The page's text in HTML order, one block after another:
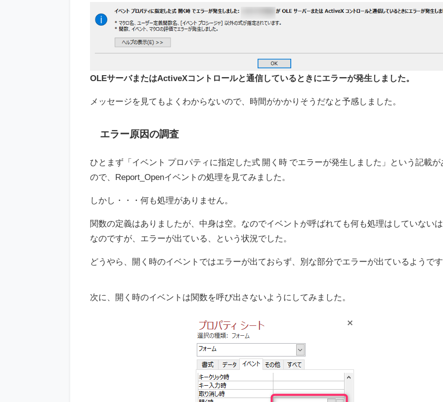
OLEサーバまたはActiveXコントロールと通信しているときにエラーが発生しました。
メッセージを見てもよくわからないので、時間がかかりそうだなと予感しました。
エラー原因の調査
ひとまず「イベント プロパティに指定した式 開く時 でエラーが発生しました」という記載が
ので、Report_Openイベントの処理を見てみました。
しかし・・・何も処理がありません。
関数の定義はありましたが、中身は空。なのでイベントが呼ばれても何も処理はしていない
なのですが、エラーが出ている、という状況でした。
どうやら、開く時のイベントではエラーが出ておらず、別な部分でエラーが出ているようで
次に、開く時のイベントは関数を呼び出さないようにしてみました。